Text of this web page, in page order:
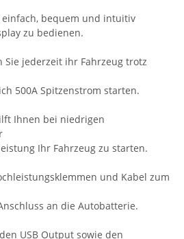
einfach, bequem und intuitiv
zu bedienen.
Sie jederzeit ihr Fahrzeug trotz
500A Spitzenstrom starten.
Ihnen bei niedrigen
Ihr Fahrzeug zu starten.
und Kabel zum
an die Autobatterie.
USB Output sowie den